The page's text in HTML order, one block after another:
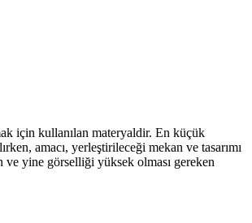
için kullanılan materyaldir. En küçük
amacı, yerleştirileceği mekan ve tasarımı
ve yine görselliği yüksek olması gereken